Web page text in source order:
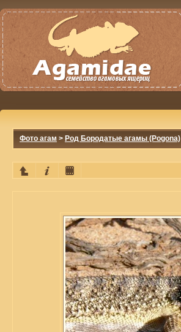
Фото агам > Род Бородатые агамы (Pogona)